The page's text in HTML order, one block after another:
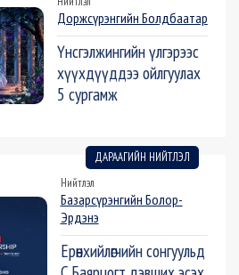
Доржсүрэнгийн Болдбаатар
Үнсгэлжингийн үлгэрээс
хүүхдүүддээ ойлгуулах
5 сургамж
ДАРААГИЙН НИЙТЛЭЛ
Нийтлэл
Базарсүрэнгийн Болор-
Эрдэнэ
Ерөнхийлөгчийн сонгуульд